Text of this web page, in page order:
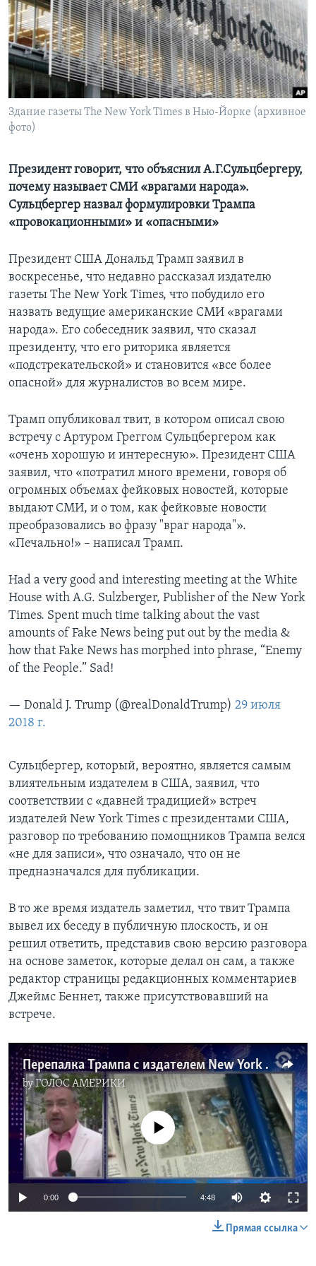
Learning English
СОЦИАЛЬНЫЕ СЕТИ
Языки
Здание газеты The New York Times в Нью-Йорке (архивное
фото)
Президент говорит, что объяснил А.Г.Сульцбергеру,
почему называет СМИ «врагами народа».
Сульцбергер назвал формулировки Трампа
«провокационными» и «опасными»
Президент США Дональд Трамп заявил в
воскресенье, что недавно рассказал издателю
газеты The New York Times, что побудило его
назвать ведущие американские СМИ «врагами
народа». Его собеседник заявил, что сказал
президенту, что его риторика является
«подстрекательской» и становится «все более
опасной» для журналистов во всем мире.
Трамп опубликовал твит, в котором описал свою
встречу с Артуром Греггом Сульцбергером как
«очень хорошую и интересную». Президент США
заявил, что «потратил много времени, говоря об
огромных объемах фейковых новостей, которые
выдают СМИ, и о том, как фейковые новости
преобразовались во фразу "враг народа"».
«Печально!» – написал Трамп.
Had a very good and interesting meeting at the White
House with A.G. Sulzberger, Publisher of the New York
Times. Spent much time talking about the vast
amounts of Fake News being put out by the media &
how that Fake News has morphed into phrase, “Enemy
of the People.” Sad!
— Donald J. Trump (@realDonaldTrump) 29 июля
2018 г.
Сульцбергер, который, вероятно, является самым
влиятельным издателем в США, заявил, что
соответствии с «давней традицией» встреч
издателей New York Times с президентами США,
разговор по требованию помощников Трампа велся
«не для записи», что означало, что он не
предназначался для публикации.
В то же время издатель заметил, что твит Трампа
вывел их беседу в публичную плоскость, и он
решил ответить, представив свою версию разговора
на основе заметок, которые делал он сам, а также
редактор страницы редакционных комментариев
Джеймс Беннет, также присутствовавший на
встрече.
Перепалка Трампа с издателем New York Times
byГОЛОС АМЕРИКИ
No media source currently available
0:00 4:48
Прямая ссылка